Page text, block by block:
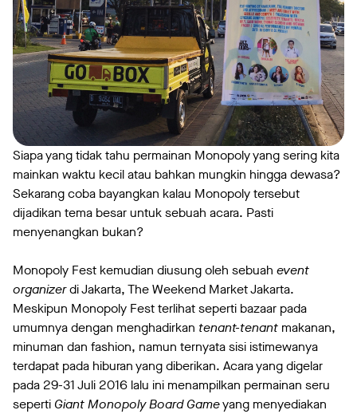
Siapa yang tidak tahu permainan Monopoly yang sering kita
mainkan waktu kecil atau bahkan mungkin hingga dewasa?
Sekarang coba bayangkan kalau Monopoly tersebut
dijadikan tema besar untuk sebuah acara. Pasti
menyenangkan bukan?
Monopoly Fest kemudian diusung oleh sebuah event
organizerdi Jakarta, The Weekend Market Jakarta.
Meskipun Monopoly Fest terlihat seperti bazaar pada
umumnya dengan menghadirkan tenant-tenant makanan,
minuman dan fashion, namun ternyata sisi istimewanya
terdapat pada hiburan yang diberikan. Acara yang digelar
pada 29-31 Juli 2016 lalu ini menampilkan permainan seru
seperti Giant Monopoly Board Gameyang menyediakan